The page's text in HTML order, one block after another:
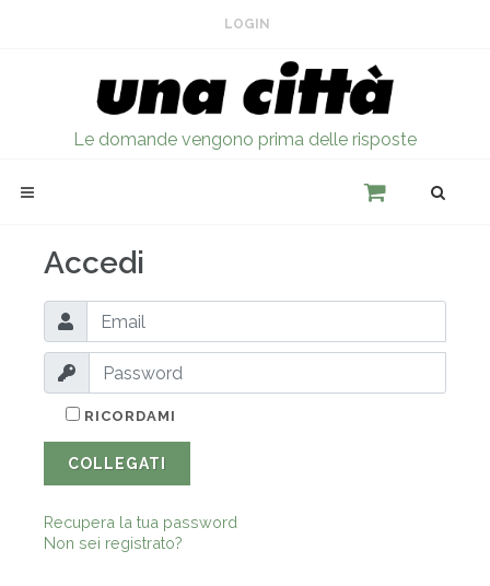
LOGIN
Le domande vengono prima delle risposte
Accedi
RICORDAMI
COLLEGATI
Recupera la tua password
Non sei registrato?